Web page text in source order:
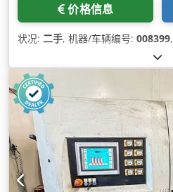
价格信息
状况: 二手, 机器/车辆编号: 008399,